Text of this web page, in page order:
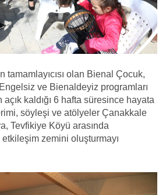
tamamlayıcısı olan Bienal Çocuk,
ve Bienaldeyiz programları
kaldığı 6 hafta süresince hayata
söyleşi ve atölyeler Çanakkale
Tevfikiye Köyü arasında
etkileşim zemini oluşturmayı